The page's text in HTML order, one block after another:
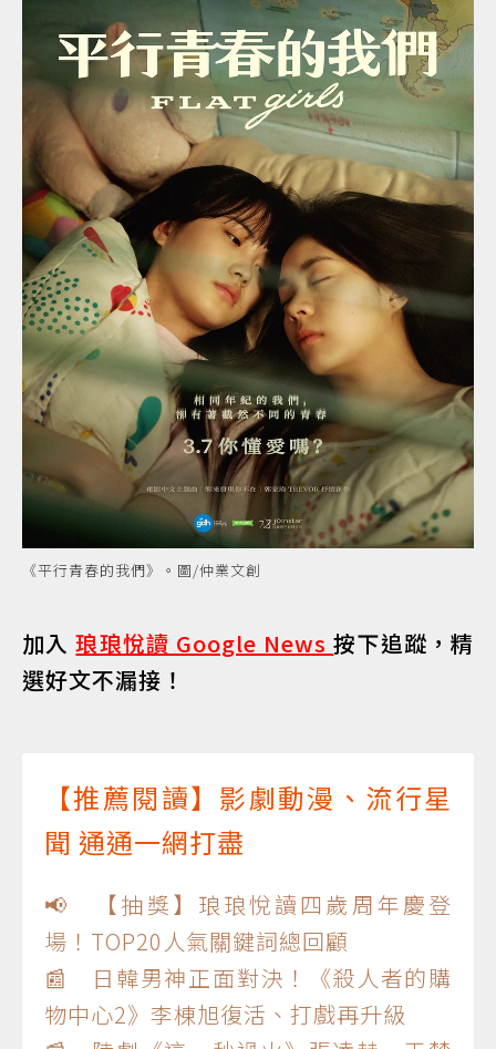
《平行青春的我們》。圖/仲業文創
加入琅琅悅讀 Google News按下追蹤，精
選好文不漏接！
【推薦閱讀】影劇動漫、流行星
聞 通通一網打盡
📢 【抽獎】琅琅悅讀四歲周年慶登
場！TOP20人氣關鍵詞總回顧
📰 日韓男神正面對決！《殺人者的購
物中心2》李棟旭復活、打戲再升級